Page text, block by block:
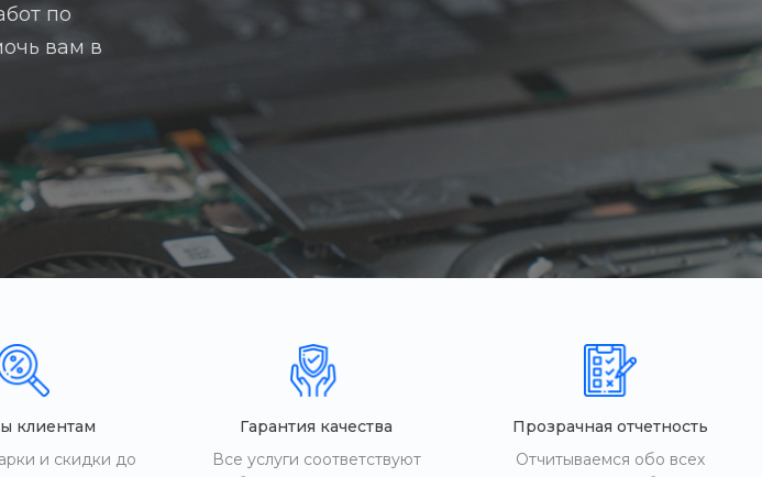
по
вам в
клиентам
и скидки до
Гарантия качества
Все услуги соответствуют
Прозрачная отчетность
Отчитываемся обо всех